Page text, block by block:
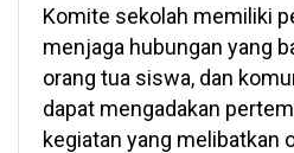
Komite sekolah memiliki
menjaga hubungan yang
orang tua siswa, dan
dapat mengadakan
kegiatan yang melibatkan